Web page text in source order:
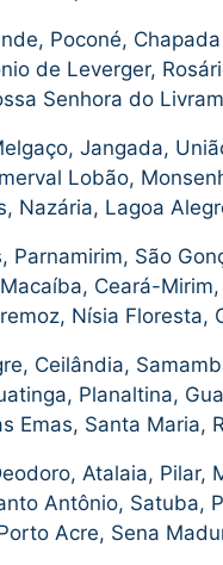
Poconé,
de Leverger,
Senhora do
Jangada,
Lobão,
Nazária, Lagoa
Parnamirim, São
Ceará-
Nísia Floresta,
Ceilândia,
Planaltina,
Emas, Santa Maria,
Atalaia, Pilar,
Antônio, Satuba,
Acre, Sena